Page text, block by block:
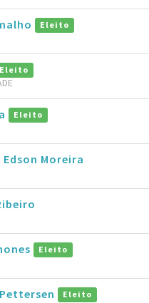
Eleito
Eleito
Eleito
Moreira
Eleito
Eleito